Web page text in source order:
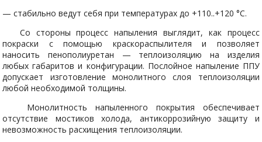
— стабильно ведут себя при температурах до +110..+120 °C.
Со стороны процесс напыления выглядит, как процесс
покраски с помощью краскораспылителя и позволяет
наносить пенополиуретан — теплоизоляцию на изделия
любых габаритов и конфигурации. Послойное напыление ППУ
допускает изготовление монолитного слоя теплоизоляции
любой необходимой толщины.
Монолитность напыленного покрытия обеспечивает
отсутствие мостиков холода, антикоррозийную защиту и
невозможность расхищения теплоизоляции.